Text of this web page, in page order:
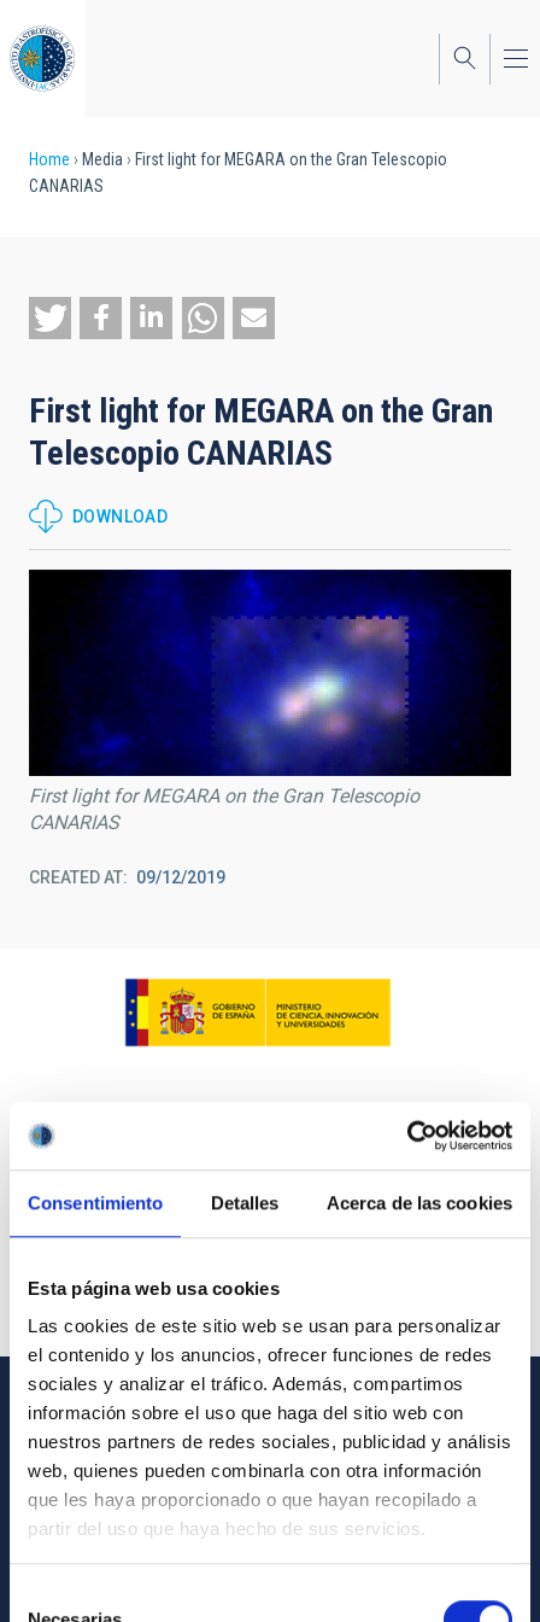
Consentimiento Detalles Acerca de las cookies
Esta página web usa cookies
Las cookies de este sitio web se usan para personalizar
el contenido y los anuncios, ofrecer funciones de redes
sociales y analizar el tráfico. Además, compartimos
información sobre el uso que haga del sitio web con
nuestros partners de redes sociales, publicidad y análisis
web, quienes pueden combinarla con otra información
que les haya proporcionado o que hayan recopilado a
partir del uso que haya hecho de sus servicios.
to
main
content
Breadcrumb
Home Media
First light for MEGARA on the Gran Telescopio
CANARIAS
First light for MEGARA on the Gran
Telescopio CANARIAS
DOWNLOAD
First light for MEGARA on the Gran Telescopio
CANARIAS
CREATED AT 09/12/2019
Contact
How to get to the IAC
List of personnel